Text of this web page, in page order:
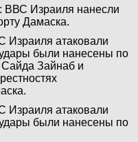
Израиля нанесли
Дамаска.
атаковали
были нанесены по
Зайнаб и
атаковали
были нанесены по